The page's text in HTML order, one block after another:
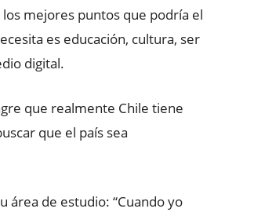
mejores puntos que podría el
es educación, cultura, ser
digital.
que realmente Chile tiene
que el país sea
área de estudio: “Cuando yo